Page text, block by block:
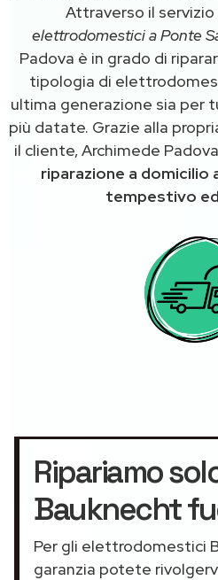
Attraverso il servizio
elettrodomestici a Ponte
Padova è in grado di
tipologia di
ultima generazione sia per
più datate. Grazie alla
il cliente, Archimede
riparazione a domicilio
tempestivo
Ripariamo
Bauknecht
Per gli elettrodomestici
garanzia potete